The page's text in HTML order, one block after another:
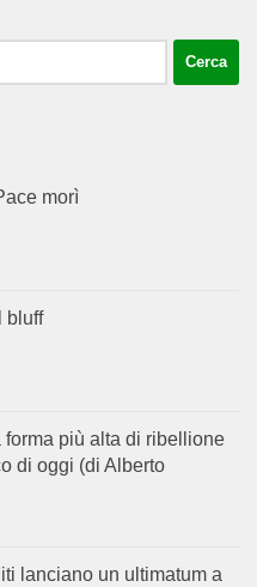
morì
bluff
forma più alta di ribellione
di oggi (di Alberto
lanciano un ultimatum a